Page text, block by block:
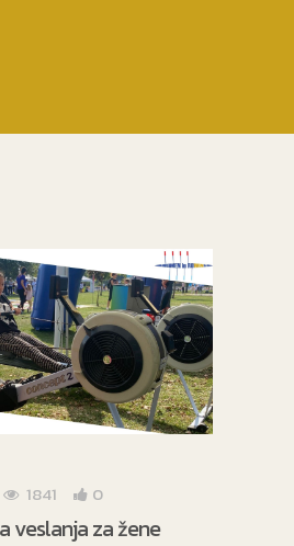
1841 0
veslanja za žene